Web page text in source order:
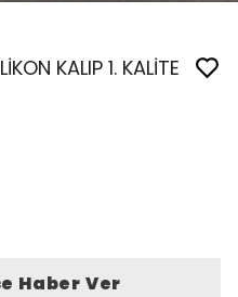
KALIP 1. KALİTE
Haber Ver